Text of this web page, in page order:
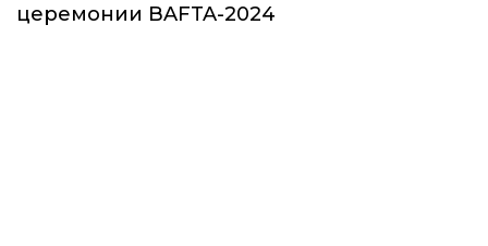
церемонии BAFTA-2024